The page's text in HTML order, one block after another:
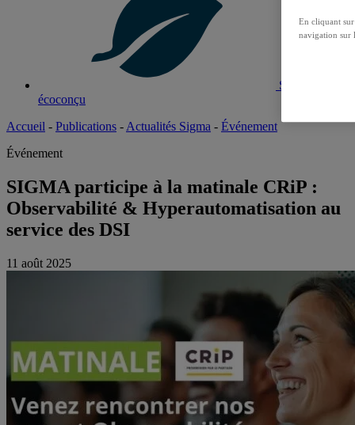
Site
écoconçu
Accueil - Publications - Actualités Sigma - Événement
Événement
SIGMA participe à la matinale CRiP :
Observabilité & Hyperautomatisation au
service des DSI
11 août 2025
En cliquant
navigation sur